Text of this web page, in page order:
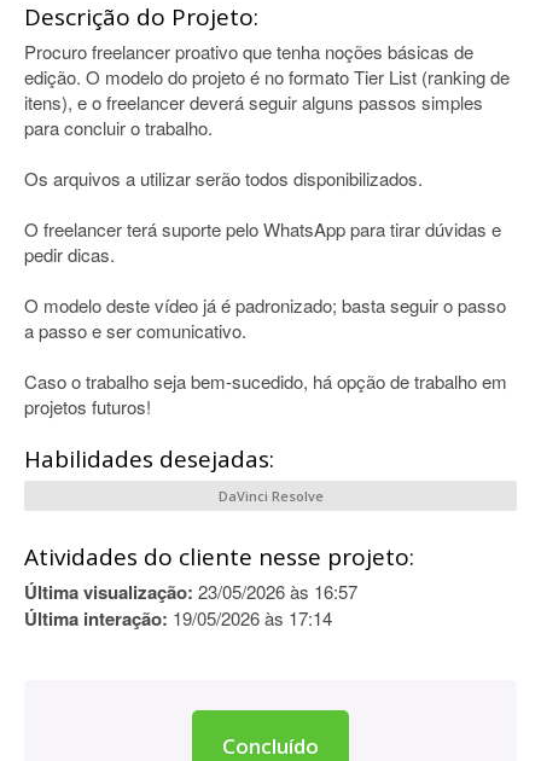
Descrição do Projeto:
Procuro freelancer proativo que tenha noções básicas de
edição. O modelo do projeto é no formato Tier List (ranking de
itens), e o freelancer deverá seguir alguns passos simples
para concluir o trabalho.
Os arquivos a utilizar serão todos disponibilizados.
O freelancer terá suporte pelo WhatsApp para tirar dúvidas e
pedir dicas.
O modelo deste vídeo já é padronizado; basta seguir o passo
a passo e ser comunicativo.
Caso o trabalho seja bem-sucedido, há opção de trabalho em
projetos futuros!
Habilidades desejadas:
DaVinci Resolve
Atividades do cliente nesse projeto:
Última visualização: 23/05/2026 às 16:57
Última interação: 19/05/2026 às 17:14
Concluído